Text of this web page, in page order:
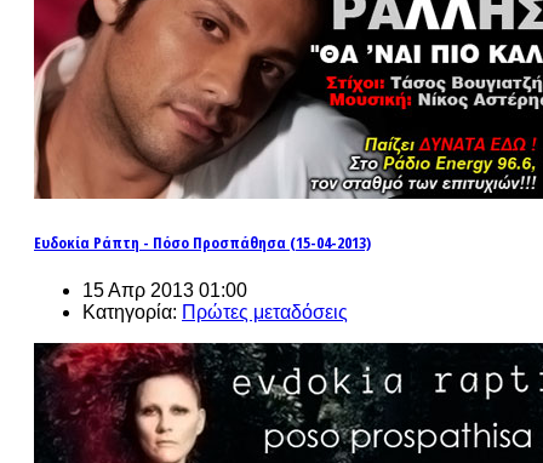
Ευδοκία Ράπτη - Πόσο Προσπάθησα (15-04-2013)
15 Απρ 2013 01:00
Κατηγορία: Πρώτες μεταδόσεις